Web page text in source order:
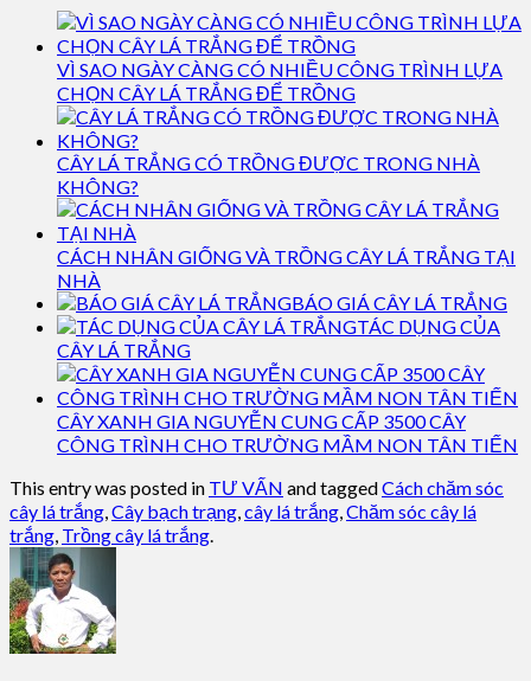
VÌ SAO NGÀY CÀNG CÓ NHIỀU CÔNG TRÌNH LỰA
CHỌN CÂY LÁ TRẮNG ĐỂ TRỒNG
CÂY LÁ TRẮNG CÓ TRỒNG ĐƯỢC TRONG NHÀ
KHÔNG?
CÁCH NHÂN GIỐNG VÀ TRỒNG CÂY LÁ TRẮNG TẠI
NHÀ
BÁO GIÁ CÂY LÁ TRẮNG
TÁC DỤNG CỦA
CÂY LÁ TRẮNG
CÂY XANH GIA NGUYỄN CUNG CẤP 3500 CÂY
CÔNG TRÌNH CHO TRƯỜNG MẦM NON TÂN TIẾN
This entry was posted in TƯ VẤN and taggedCách chăm sóc
cây lá trắng Cây bạch trạng cây lá trắng Chăm sóc cây lá
trắng Trồng cây lá trắng